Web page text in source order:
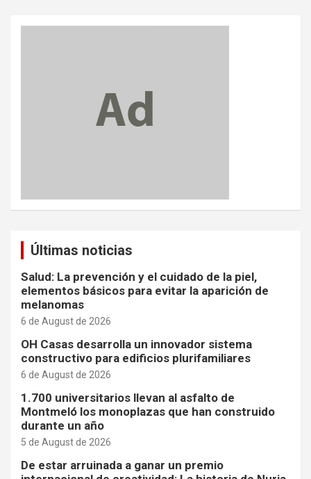
Últimas noticias
Salud: La prevención y el cuidado de la piel,
elementos básicos para evitar la aparición de
melanomas
6 de August de 2026
OH Casas desarrolla un innovador sistema
constructivo para edificios plurifamiliares
6 de August de 2026
1.700 universitarios llevan al asfalto de
Montmeló los monoplazas que han construido
durante un año
5 de August de 2026
De estar arruinada a ganar un premio